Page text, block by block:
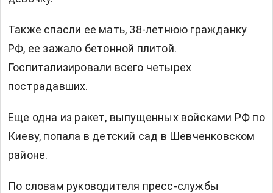
Также спасли ее мать, 38-летнюю гражданку
РФ, ее зажало бетонной плитой.
Госпитализировали всего четырех
пострадавших.
Еще одна из ракет, выпущенных войсками РФ по
Киеву, попала в детский сад в Шевченковском
районе.
По словам руководителя пресс-службы